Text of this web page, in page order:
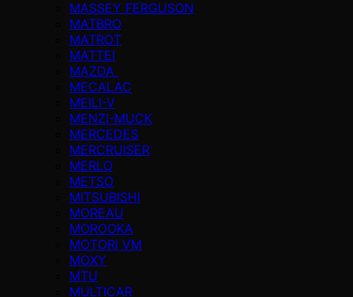
MASSEY FERGUSON
MATBRO
MATROT
MATTEI
MAZDA
MECALAC
MEILI-V
MENZI-MUCK
MERCEDES
MERCRUISER
MERLO
METSO
MITSUBISHI
MOREAU
MOROOKA
MOTORI VM
MOXY
MTU
MULTICAR